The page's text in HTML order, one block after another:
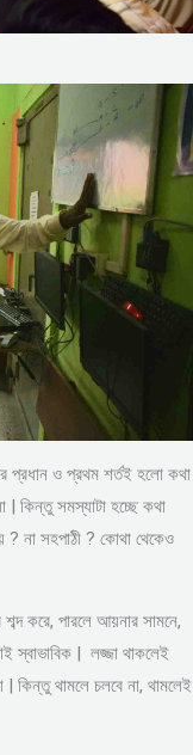
ও প্রথম শর্তই হলো কথা
| কিন্তু সমস্যাটা হচ্ছে কথা
? না সহপাঠী ? কোথা থেকেও
করে, পারলে আয়নার সামনে,
স্বাভাবিক | লজ্জা থাকলেই
| কিন্তু থামলে চলবে না, থামলেই